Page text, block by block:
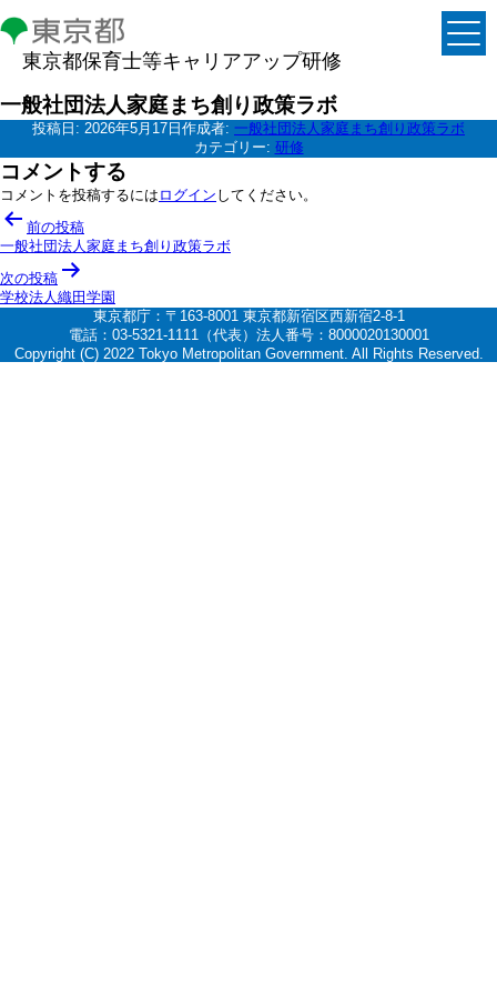
東京都保育士等キャリアアップ研修
一般社団法人家庭まち創り政策ラボ
投稿日: 2026年5月17日 作成者: 一般社団法人家庭まち創り政策ラボ
カテゴリー: 研修
コメントする
コメントを投稿するには ログイン してください。
投
稿
ナ
ビ
ー
前の投稿
一般社団法人家庭まち創り政策ラボ
次の投稿
学校法人織田学園
東京都庁：〒163-8001 東京都新宿区西新宿2-8-1
電話：03-5321-1111（代表）法人番号：8000020130001
Copyright (C) 2022 Tokyo Metropolitan Government. All Rights Reserved.